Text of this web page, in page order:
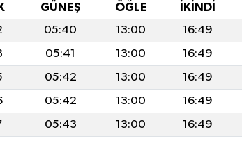
GÜNEŞ ÖĞLE İKINDI
05:40 13:00 16:49
05:41 13:00 16:49
05:42 13:00 16:49
05:42 13:00 16:49
05:43 13:00 16:49